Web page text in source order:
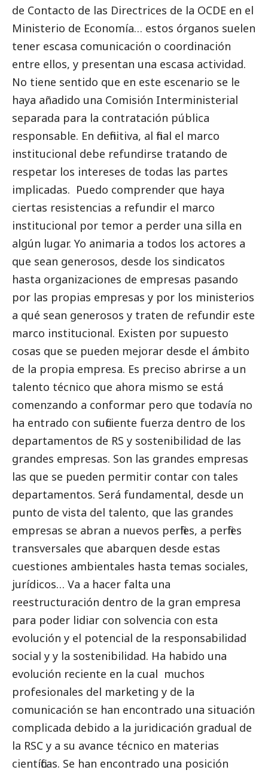
de Contacto de las Directrices de la OCDE en el
Ministerio de Economía… estos órganos suelen
tener escasa comunicación o coordinación
entre ellos, y presentan una escasa actividad.
No tiene sentido que en este escenario se le
haya añadido una Comisión Interministerial
separada para la contratación pública
responsable. En definitiva, al final el marco
institucional debe refundirse tratando de
respetar los intereses de todas las partes
implicadas. Puedo comprender que haya
ciertas resistencias a refundir el marco
institucional por temor a perder una silla en
algún lugar. Yo animaria a todos los actores a
que sean generosos, desde los sindicatos
hasta organizaciones de empresas pasando
por las propias empresas y por los ministerios
a qué sean generosos y traten de refundir este
marco institucional. Existen por supuesto
cosas que se pueden mejorar desde el ámbito
de la propia empresa. Es preciso abrirse a un
talento técnico que ahora mismo se está
comenzando a conformar pero que todavía no
ha entrado con suficiente fuerza dentro de los
departamentos de RS y sostenibilidad de las
grandes empresas. Son las grandes empresas
las que se pueden permitir contar con tales
departamentos. Será fundamental, desde un
punto de vista del talento, que las grandes
empresas se abran a nuevos perfiles, a perfiles
transversales que abarquen desde estas
cuestiones ambientales hasta temas sociales,
jurídicos… Va a hacer falta una
reestructuración dentro de la gran empresa
para poder lidiar con solvencia con esta
evolución y el potencial de la responsabilidad
social y y la sostenibilidad. Ha habido una
evolución reciente en la cual muchos
profesionales del marketing y de la
comunicación se han encontrado una situación
complicada debido a la juridicación gradual de
la RSC y a su avance técnico en materias
científicas. Se han encontrado una posición